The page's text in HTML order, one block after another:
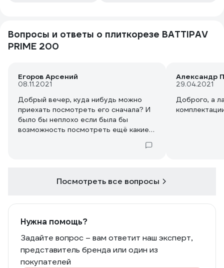
Вопросы и ответы о плиткорезе BATTIPAV
PRIME 200
Егоров Арсений
08.11.2021
Добрый вечер, куда нибудь можно
приехать посмотреть его сначала? И
было бы неплохо если была бы
возможность посмотреть ещё какие
Александр
29.04.2021
Доброго, а
Посмотреть все вопросы
Нужна помощь?
Задайте вопрос – вам ответит наш эксперт,
представитель бренда или один из
покупателей